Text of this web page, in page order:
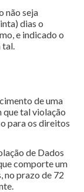
não seja
dias o
e indicado o
de uma
que tal violação
para os direitos
de Dados
comporte um
no prazo de 72